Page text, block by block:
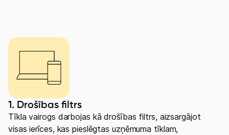
1. Drošības filtrs
Tīkla vairogs darbojas kā drošības filtrs, aizsargājot
visas ierīces, kas pieslēgtas uzņēmuma tīklam,